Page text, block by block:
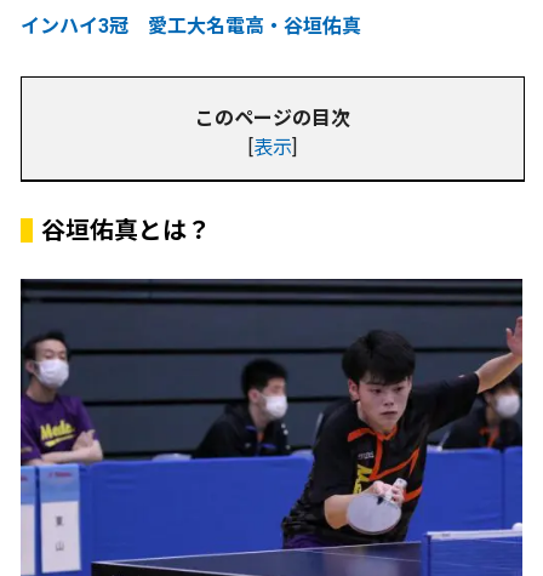
インハイ3冠 愛工大名電高・谷垣佑真
このページの目次
[表示]
谷垣佑真とは？